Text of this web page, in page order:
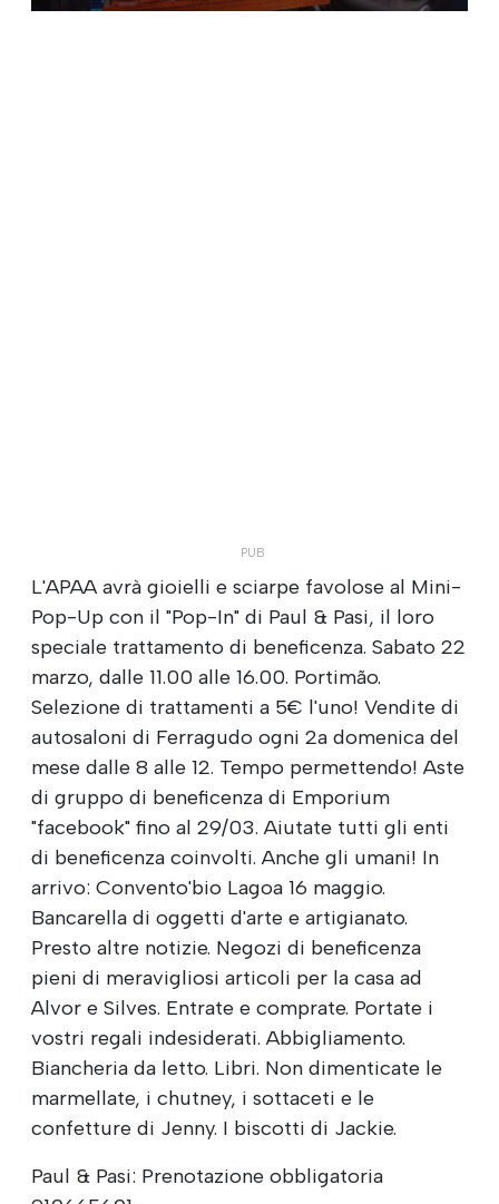
L'APAA avrà gioielli e sciarpe favolose al Mini-
Pop-Up con il "Pop-In" di Paul & Pasi, il loro
speciale trattamento di beneficenza. Sabato 22
marzo, dalle 11.00 alle 16.00. Portimão.
Selezione di trattamenti a 5€ l'uno! Vendite di
autosaloni di Ferragudo ogni 2a domenica del
mese dalle 8 alle 12. Tempo permettendo! Aste
di gruppo di beneficenza di Emporium
"facebook" fino al 29/03. Aiutate tutti gli enti
di beneficenza coinvolti. Anche gli umani! In
arrivo: Convento'bio Lagoa 16 maggio.
Bancarella di oggetti d'arte e artigianato.
Presto altre notizie. Negozi di beneficenza
pieni di meravigliosi articoli per la casa ad
Alvor e Silves. Entrate e comprate. Portate i
vostri regali indesiderati. Abbigliamento.
Biancheria da letto. Libri. Non dimenticate le
marmellate, i chutney, i sottaceti e le
confetture di Jenny. I biscotti di Jackie.
Paul & Pasi: Prenotazione obbligatoria